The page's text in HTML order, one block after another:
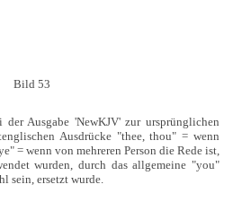
Bild 53
Ausgabe 'NewKJV' zur ursprünglichen
Ausdrücke "thee, thou" = wenn
= wenn von mehreren Person die Rede ist,
wurden, durch das allgemeine "you"
sein, ersetzt wurde.